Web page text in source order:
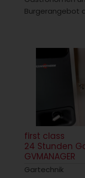
Burgerangebot
first class
24 Stunden
GVMANAGER
Gartechnik